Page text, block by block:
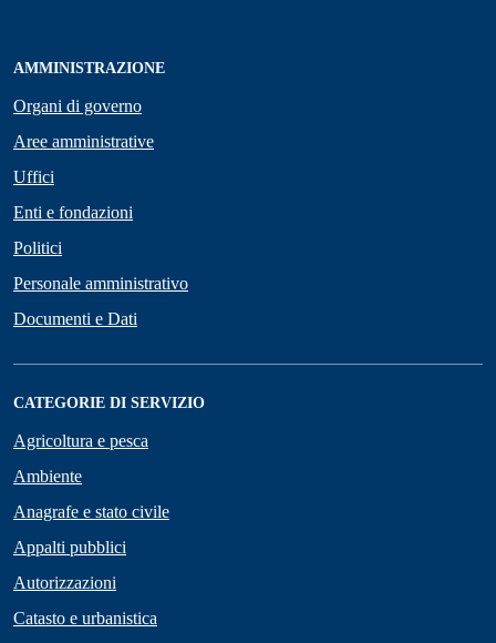
AMMINISTRAZIONE
Organi di governo
Aree amministrative
Uffici
Enti e fondazioni
Politici
Personale amministrativo
Documenti e Dati
CATEGORIE DI SERVIZIO
Agricoltura e pesca
Ambiente
Anagrafe e stato civile
Appalti pubblici
Autorizzazioni
Catasto e urbanistica